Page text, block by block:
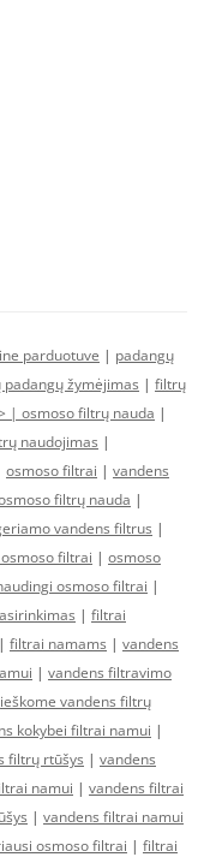
parduotuve | padangų
žymėjimas | filtrų
| osmoso filtrų nauda |
naudojimas |
osmoso filtrai | vandens
filtrų nauda |
vandens filtrus |
filtrai | osmoso
osmoso filtrai |
| filtrai
| filtrai namams | vandens
| vandens filtravimo
ieškome vandens filtrų
kokybei filtrai namui |
filtrų rtūšys | vandens
namui | vandens filtrai
| vandens filtrai namui
osmoso filtrai | filtrai